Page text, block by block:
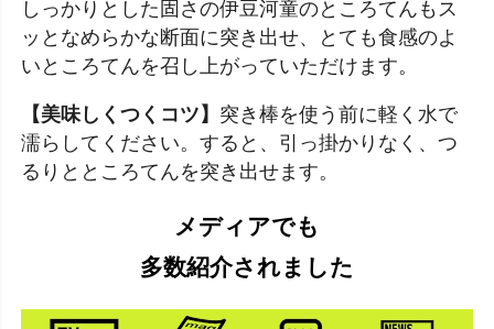
しっかりとした固さの伊豆河童のところてんもス
ッとなめらかな断面に突き出せ、とても食感のよ
いところてんを召し上がっていただけます。
【美味しくつくコツ】 突き棒を使う前に軽く水で
濡らしてください。すると、引っ掛かりなく、つ
るりとところてんを突き出せます。
メディアでも
多数紹介されました